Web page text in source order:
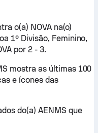
o(a) NOVA na(o)
1º Divisão, Feminino,
por 2 - 3.
mostra as últimas 100
e ícones das
do(a) AENMS que